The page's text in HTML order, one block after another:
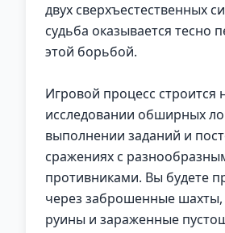
двух сверхъестественных
судьба оказывается тесно
этой борьбой.
Игровой процесс строится
исследовании обширных
выполнении заданий и
сражениях с
противниками. Вы будете
через заброшенные шахты,
руины и зараженные